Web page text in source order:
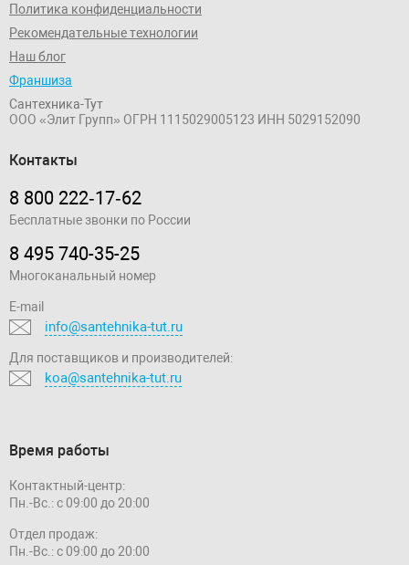
Политика конфиденциальности
Рекомендательные технологии
Наш блог
Франшиза
Сантехника-Тут
ООО «Элит Групп» ОГРН 1115029005123 ИНН 5029152090
Контакты
8 800 222‑17‑62
Бесплатные звонки по России
8 495 740-35-25
Многоканальный номер
E-mail
info@santehnika-tut.ru
Для поставщиков и производителей:
koa@santehnika-tut.ru
Время работы
Контактный-центр:
Пн.-Вс.: с 09:00 до 20:00
Отдел продаж:
Пн.-Вс.: с 09:00 до 20:00